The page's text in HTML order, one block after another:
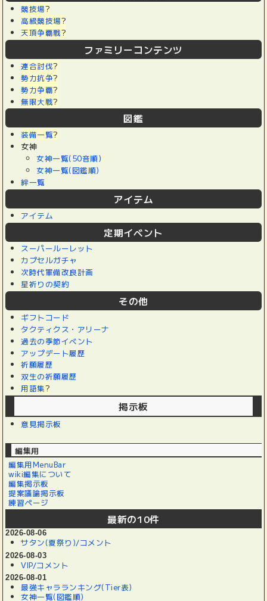
競技場?
高級競技場?
天頂争覇戦?
ファミリーコンテンツ
連合討伐?
勢力抗争?
勢力争覇?
無限大戦?
図鑑
装備一覧?
女神
女神一覧(50音順)
女神一覧(図鑑順)
絆一覧
アイテム
アイテム
定期イベント
スーパールーレット
カプセルガチャ
次時代軍備改良計画
星祈りの契約
その他
ギフトコード
タクティクス・アリーナ
過去の季節イベント
アップデート履歴
祈願履歴
双生の祈願履歴
用語集?
掲示板
意見掲示板
編集用
編集用MenuBar
wiki編集について
編集掲示板
提案議論掲示板
練習ページ
最新の10件
2026-08-06
サタン(夏祭り)/コメント
2026-08-03
VIP/コメント
2026-08-01
最強キャラランキング(Tier表)
女神一覧(図鑑順)